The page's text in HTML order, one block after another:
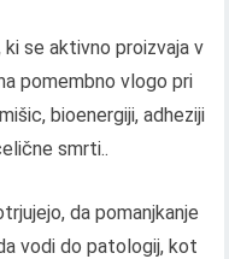
se aktivno proizvaja v
pomembno vlogo pri
bioenergiji, adheziji
smrti..
da pomanjkanje
vodi do patologij, kot